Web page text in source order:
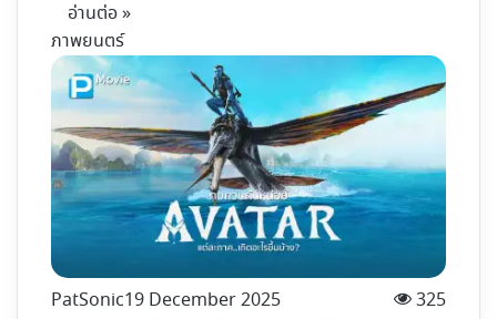
อ่านต่อ »
ภาพยนตร์
PatSonic19 December 2025 325